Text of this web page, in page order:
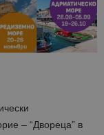
– “Двореца” в